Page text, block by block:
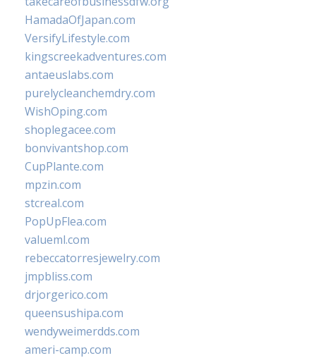
HamadaOfJapan.com
VersifyLifestyle.com
kingscreekadventures.com
antaeuslabs.com
purelycleanchemdry.com
WishOping.com
shoplegacee.com
bonvivantshop.com
CupPlante.com
mpzin.com
stcreal.com
PopUpFlea.com
valueml.com
rebeccatorresjewelry.com
jmpbliss.com
drjorgerico.com
queensushipa.com
wendyweimerdds.com
ameri-camp.com